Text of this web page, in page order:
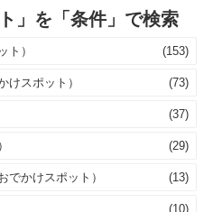
」を「条件」で検索
ト） (153)
けスポット） (73)
(37)
(29)
でかけスポット） (13)
(10)